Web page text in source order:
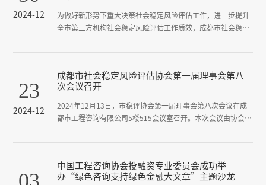
2024-12
为做好新形势下重大决策社会稳定风险评估工作，进一步提升
全市第三方机构社会稳定风险评估工作质效，成都市社会稳定
关负责同志、协会领导及会员单位稳评从业人员共计180余人
参训。
23
2024-12
成都市社会稳定风险评估协会第一届理事会第八
次会议召开
2024年12月13日，市稳评协会第一届理事会第八次会议在成
都市工程咨询有限公司5楼515会议室召开。本次会议由协会代
中国工程咨询协会投融资专业委员会成功举
办“绿色咨询支持绿色金融大文章”主题沙龙